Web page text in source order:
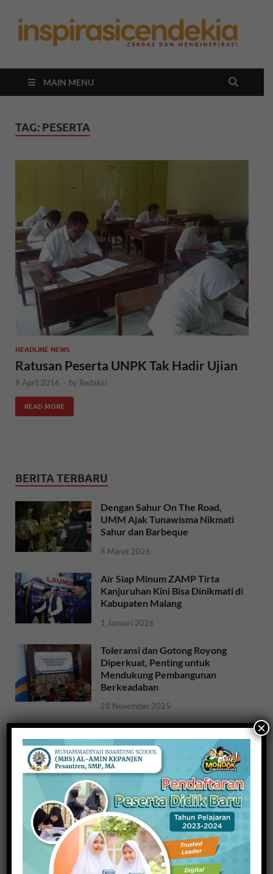
MAIN MENU
TAG: PESERTA
HEADLINE NEWS
Ratusan Peserta UNPK Tak Hadir Ujian
9 April 2016 - by Redaksi
READ MORE
BERITA TERBARU
Dengan Sahur On The Road,
UMM Ajak Tunawisma Nikmati
Sahur dan Barbeque
8 Maret 2026
Air Siap Minum ZAMP Tirta
Kanjuruhan Kini Bisa Dinikmati di
Kabupaten Malang
1 Januari 2026
Toleransi dan Gotong Royong
Diperkuat, Penting untuk
Mendukung Pembangunan
Berkeadaban
28 November 2025
Bangsa: Meneguhkan Jati Diri
Bangsa untuk NKRI
26 November 2025
Raih Indeks Harmoni Indonesia
dari Mendagri, Kesbangpol
Wujudkan Kampung Harmoni
20 November 2025
×